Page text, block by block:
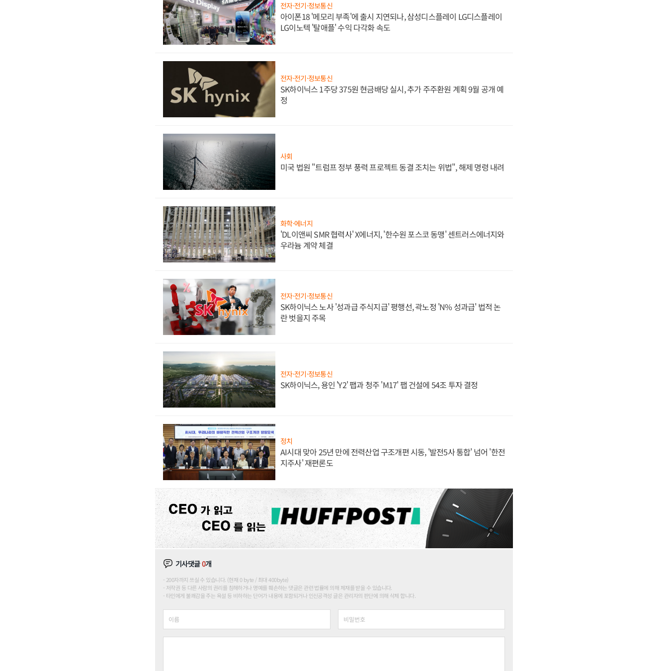
전자·전기·정보통신
아이폰18 '메모리 부족'에 출시 지연되나, 삼성디스플레이 LG디스플레이
LG이노텍 '탈애플' 수익 다각화 속도
전자·전기·정보통신
SK하이닉스 1주당 375원 현금배당 실시, 추가 주주환원 계획 9월 공개 예
정
사회
미국 법원 "트럼프 정부 풍력 프로젝트 동결 조치는 위법", 해제 명령 내려
화학·에너지
'DL이앤씨 SMR 협력사' X에너지, '한수원 포스코 동맹' 센트러스에너지와
우라늄 계약 체결
전자·전기·정보통신
SK하이닉스 노사 '성과급 주식지급' 평행선, 곽노정 'N% 성과급' 법적 논
란 벗을지 주목
전자·전기·정보통신
SK하이닉스, 용인 'Y2' 팹과 청주 'M17' 팹 건설에 54조 투자 결정
정치
AI시대 맞아 25년 만에 전력산업 구조개편 시동, '발전5사 통합' 넘어 '한전
지주사' 재편론도
기사댓글0개
200자까지 쓰실 수 있습니다. (현재 0 byte / 최대 400byte)
저작권 등 다른 사람의 권리를 침해하거나 명예를 훼손하는 댓글은 관련 법률에 의해 제재를 받을 수 있습니다.
타인에게 불쾌감을 주는 욕설 등 비하하는 단어가 내용에 포함되거나 인신공격성 글은 관리자의 판단에 의해 삭제 합니다.